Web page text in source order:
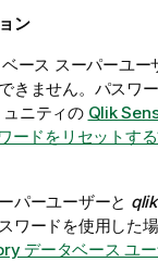
ン
ース スーパーユー
きません。パスワ
ニティの Qlik
ードをリセットす
パーユーザーと
ワードを使用した場
データベース ユ